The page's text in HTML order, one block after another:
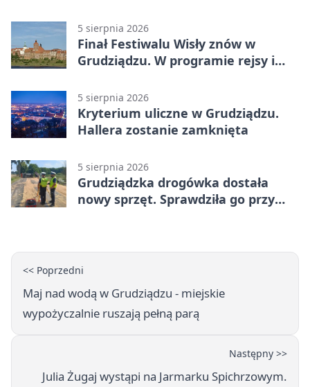
odwrócili losy meczu
5 sierpnia 2026
Finał Festiwalu Wisły znów w
Grudziądzu. W programie rejsy i
5 sierpnia 2026
Kryterium uliczne w Grudziądzu.
Hallera zostanie zamknięta
5 sierpnia 2026
Grudziądzka drogówka dostała
nowy sprzęt. Sprawdziła go przy
<< Poprzedni
Maj nad wodą w Grudziądzu - miejskie
wypożyczalnie ruszają pełną parą
Następny >>
Julia Żugaj wystąpi na Jarmarku Spichrzowym.